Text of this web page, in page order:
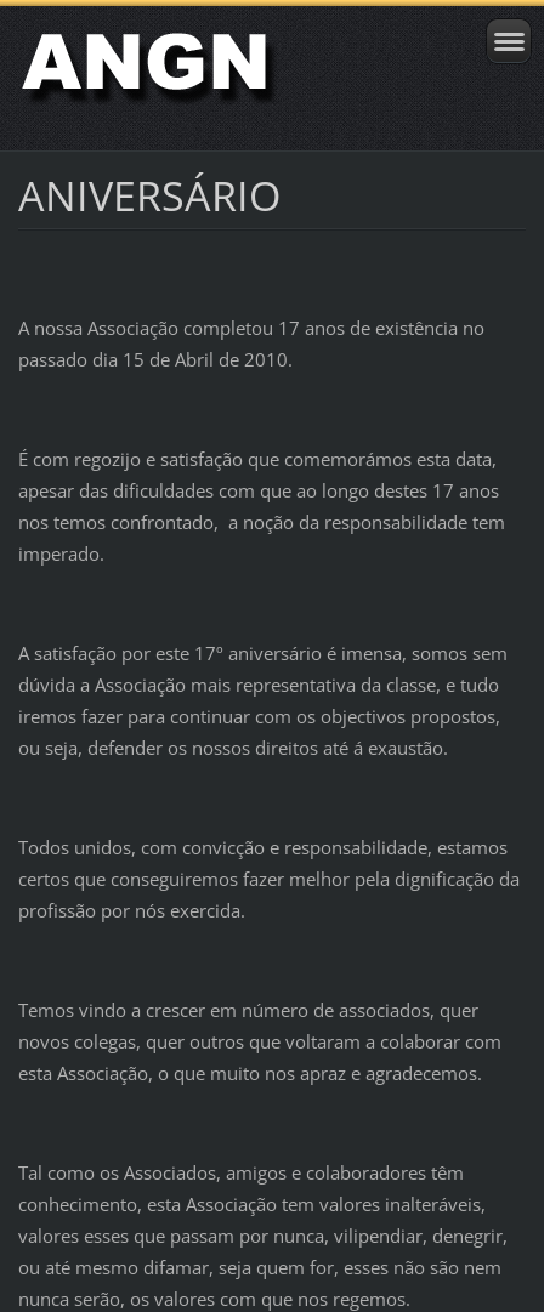
ANIVERSÁRIO
A nossa Associação completou 17 anos de existência no
passado dia 15 de Abril de 2010.
É com regozijo e satisfação que comemorámos esta data,
apesar das dificuldades com que ao longo destes 17 anos
nos temos confrontado, a noção da responsabilidade tem
imperado.
A satisfação por este 17º aniversário é imensa, somos sem
dúvida a Associação mais representativa da classe, e tudo
iremos fazer para continuar com os objectivos propostos,
ou seja, defender os nossos direitos até á exaustão.
Todos unidos, com convicção e responsabilidade, estamos
certos que conseguiremos fazer melhor pela dignificação da
profissão por nós exercida.
Temos vindo a crescer em número de associados, quer
novos colegas, quer outros que voltaram a colaborar com
esta Associação, o que muito nos apraz e agradecemos.
Tal como os Associados, amigos e colaboradores têm
conhecimento, esta Associação tem valores inalteráveis,
valores esses que passam por nunca, vilipendiar, denegrir,
ou até mesmo difamar, seja quem for, esses não são nem
nunca serão, os valores com que nos regemos.